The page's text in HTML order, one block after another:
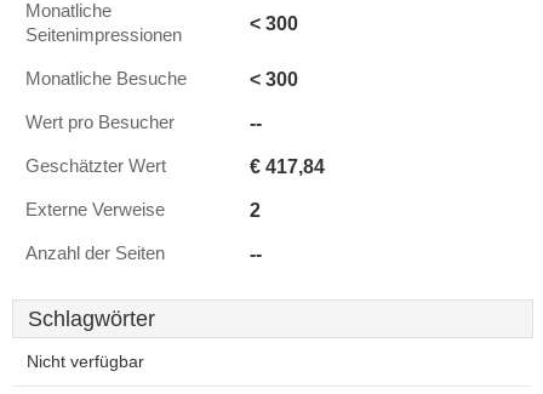
Monatliche
Seitenimpressionen
< 300
Monatliche Besuche < 300
Wert pro Besucher --
Geschätzter Wert € 417,84
Externe Verweise 2
Anzahl der Seiten --
Schlagwörter
Nicht verfügbar